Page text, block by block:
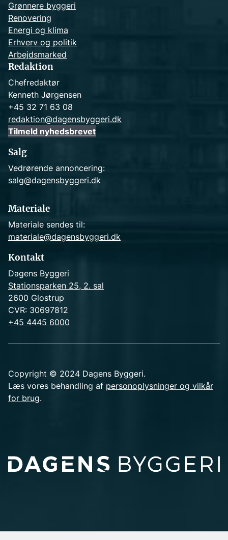
Grønnere byggeri
Renovering
Energi og klima
Erhverv og politik
Arbejdsmarked
Redaktion
Chefredaktør
Kenneth Jørgensen
+45 32 71 63 08
redaktion@dagensbyggeri.dk
Tilmeld nyhedsbrevet
Salg
Vedrørende annoncering:
salg@dagensbyggeri.dk
Materiale
Materiale sendes til:
materiale@dagensbyggeri.dk
Kontakt
Dagens Byggeri
Stationsparken 25, 2. sal
2600 Glostrup
CVR: 30697812
+45 4445 6000
Copyright © 2024 Dagens Byggeri.
Læs vores behandling af personoplysninger og vilkår
for brug.